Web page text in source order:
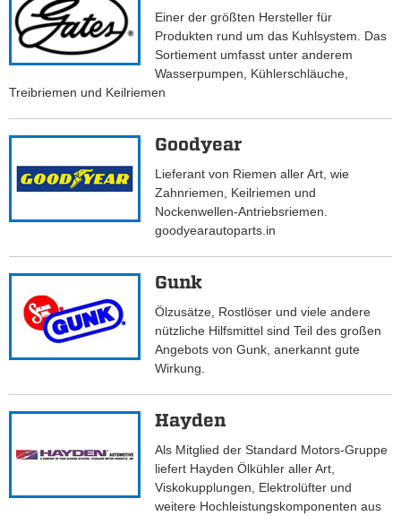
Einer der größten Hersteller für
Produkten rund um das Kuhlsystem. Das
Sortiement umfasst unter anderem
Wasserpumpen, Kühlerschläuche,
Treibriemen und Keilriemen
Goodyear
Lieferant von Riemen aller Art, wie
Zahnriemen, Keilriemen und
Nockenwellen-Antriebsriemen.
goodyearautoparts.in
Gunk
Ölzusätze, Rostlöser und viele andere
nützliche Hilfsmittel sind Teil des großen
Angebots von Gunk, anerkannt gute
Wirkung.
Hayden
Als Mitglied der Standard Motors-Gruppe
liefert Hayden Ölkühler aller Art,
Viskokupplungen, Elektrolüfter und
weitere Hochleistungskomponenten aus